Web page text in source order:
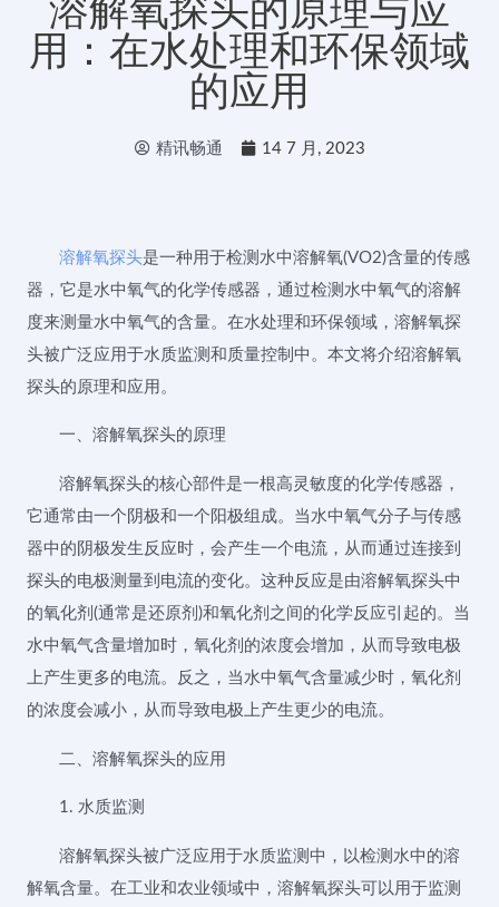
溶解氧探头的原理与应
用：在水处理和环保领域
的应用
精讯畅通 14 7 月, 2023
溶解氧探头是一种用于检测水中溶解氧(VO2)含量的传感
器，它是水中氧气的化学传感器，通过检测水中氧气的溶解
度来测量水中氧气的含量。在水处理和环保领域，溶解氧探
头被广泛应用于水质监测和质量控制中。本文将介绍溶解氧
探头的原理和应用。
一、溶解氧探头的原理
溶解氧探头的核心部件是一根高灵敏度的化学传感器，
它通常由一个阴极和一个阳极组成。当水中氧气分子与传感
器中的阴极发生反应时，会产生一个电流，从而通过连接到
探头的电极测量到电流的变化。这种反应是由溶解氧探头中
的氧化剂(通常是还原剂)和氧化剂之间的化学反应引起的。当
水中氧气含量增加时，氧化剂的浓度会增加，从而导致电极
上产生更多的电流。反之，当水中氧气含量减少时，氧化剂
的浓度会减小，从而导致电极上产生更少的电流。
二、溶解氧探头的应用
1. 水质监测
溶解氧探头被广泛应用于水质监测中，以检测水中的溶
解氧含量。在工业和农业领域中，溶解氧探头可以用于监测